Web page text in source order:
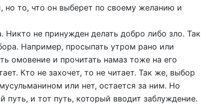
но то, что он выберет по своему желанию и
Никто не принужден делать добро либо зло. Так
Например, просыпать утром рано или
омовение и прочитать намаз тоже на его
Кто не захочет, то не читает. Так же, выбор
или нет, остается за ним. Но
путь, и тот путь, который вводит заблуждение.